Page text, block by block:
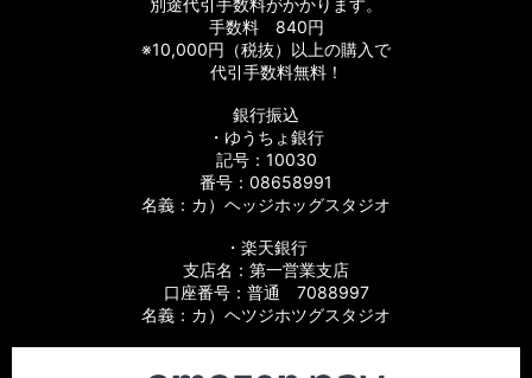
別途代引手数料がかかります。
手数料 840円
※10,000円（税抜）以上の購入で
代引手数料無料！
銀行振込
・ゆうちょ銀行
記号：10030
番号：08658991
名義：カ）ヘッジホッグスタジオ
・楽天銀行
支店名：第一営業支店
口座番号：普通 7088997
名義：カ）ヘツジホツグスタジオ